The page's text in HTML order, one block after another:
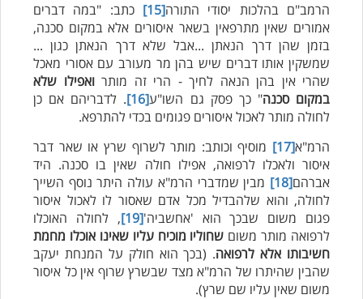
הרמב"ם בהלכות יסודי התורה[15]
כתב: "במה דברים
אמורים שאין מתרפאין בשאר איסורים אלא במקום סכנה,
בזמן שהן דרך הנאתן ...אבל שלא דרך הנאתן כגון ...
שמשקין אותו דברים שיש בהן מר מעורב עם אסורי מאכל
שהרי אין בהן הנאה לחיך - הרי זה מותרואפילו שלא
במקום סכנה" כך פסק גם השו"ע[16]
. לדבריהם אם כן
לחולה מותר לאכול איסורים פגומים בכדי להתרפא.
הרמ"א[17]
מוסיף וכותב: מותר לשרוף שרץ או שאר דבר
איסור ולאכלו לרפואה, אפילו חולה שאין בו סכנה. היד
אברהם[18]
מבין שמדברי הרמ"א עולה היתר נוסף השייך
לחולה, והוא שלהבדיל מכל אדם שאסור לו לאכול איסור
פגום משום שבכך הוא 'אחשביה'[19]
, לחולה האוכלו
לרפואה מותר משום שחוליו מוכיח עליו שאינו אוכלו מחמת
חשיבותו אלא לרפואה. (בכך הוא חולק על המנחת יעקב
שהבין שהיתרו של הרמ"א מצד שבשרץ שרוף אין כל איסור
משום שאין עליו שם שרץ).